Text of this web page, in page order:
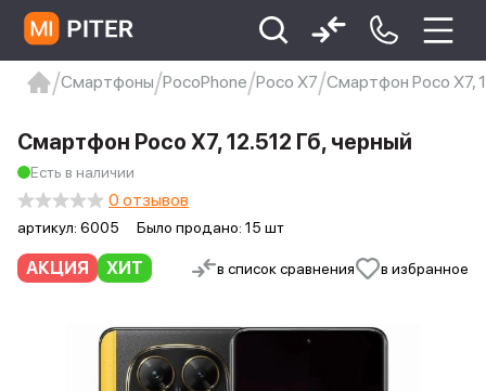
Xiaomi 9 про
xiaomi redmi 12c
Смартфоны PocoPhone Poco X7 Смартфон Poco X7,
АКЦИЯ ХИТ в список сравнения в избранное
Смартфон Poco X7, 12.512 Гб, черный
Есть в наличии
артикул: 6005 Было продано: 15 шт
0 отзывов